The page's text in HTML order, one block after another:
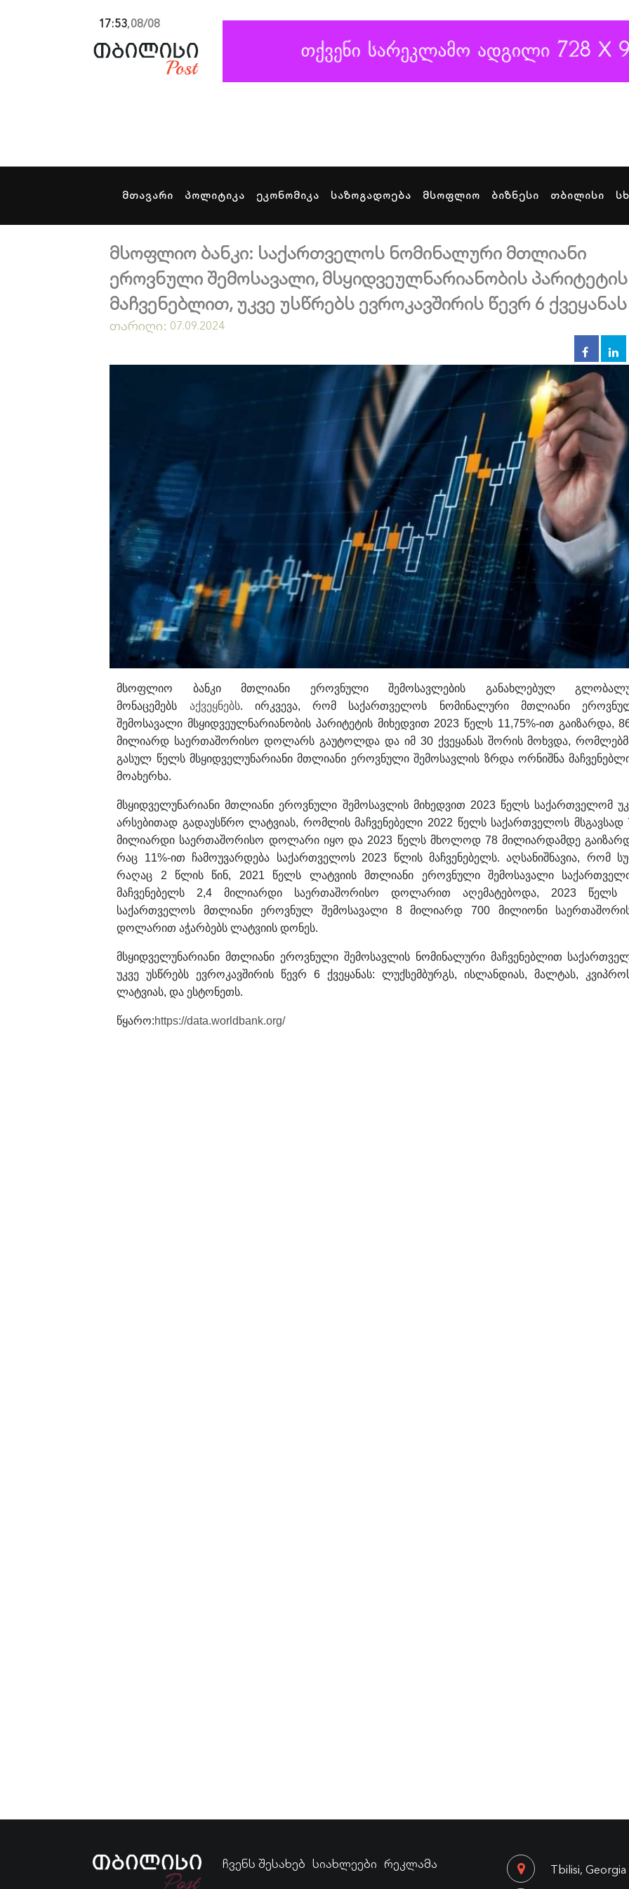
17:53,08/08
მთავარი პოლიტიკა ეკონომიკა საზოგადოება მსოფლიო ბიზნესი თბილისი
მსოფლიო ბანკი: საქართველოს ნომინალური მთლიანი
ეროვნული შემოსავალი, მსყიდვეულნარიანობის პარიტეტის
მაჩვენებლით, უკვე უსწრებს ევროკავშირის წევრ 6 ქვეყანას
თარიღი: 07.09.2024
მსოფლიო ბანკი მთლიანი ეროვნული შემოსავლების განახლებულ
მონაცემებს აქვეყნებს. ირკვევა, რომ საქართველოს ნომინალური მთლიანი
შემოსავალი მსყიდვეულნარიანობის პარიტეტის მიხედვით 2023 წელს 11,75%-ით გაიზარდა,
მილიარდ საერთაშორისო დოლარს გაუტოლდა და იმ 30 ქვეყანას შორის მოხვდა,
გასულ წელს მსყიდველუნარიანი მთლიანი ეროვნული შემოსავლის ზრდა ორნიშნა
მოახერხა.
მსყიდველუნარიანი მთლიანი ეროვნული შემოსავლის მიხედვით 2023 წელს საქართველომ
არსებითად გადაუსწრო ლატვიას, რომლის მაჩვენებელი 2022 წელს საქართველოს მსგავსად
მილიარდი საერთაშორისო დოლარი იყო და 2023 წელს მხოლოდ 78 მილიარდამდე
რაც 11%-ით ჩამოუვარდება საქართველოს 2023 წლის მაჩვენებელს. აღსანიშნავია, რომ
რაღაც 2 წლის წინ, 2021 წელს ლატვიის მთლიანი ეროვნული შემოსავალი
მაჩვენებელს 2,4 მილიარდი საერთაშორისო დოლარით აღემატებოდა, 2023 წელს
საქართველოს მთლიანი ეროვნულ შემოსავალი 8 მილიარდ 700 მილიონი
დოლარით აჭარბებს ლატვიის დონეს.
მსყიდველუნარიანი მთლიანი ეროვნული შემოსავლის ნომინალური მაჩვენებლით
უკვე უსწრებს ევროკავშირის წევრ 6 ქვეყანას: ლუქსემბურგს, ისლანდიას, მალტას,
ლატვიას, და ესტონეთს.
წყარო:https://data.worldbank.org/
ჩვენს შესახებ სიახლეები რეკლამა Tbilisi, Georgia